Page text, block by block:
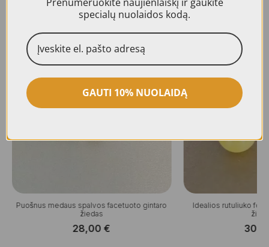
Panašūs produktai
Puošnus medaus spalvos facetuoto gintaro
žiedas
28,00€
Idealios rutuliuko
specialų nuolaidos kodą.
GAUTI 10% NUOLAIDĄ